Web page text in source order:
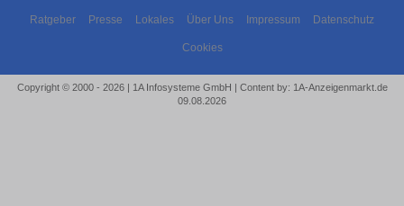
Ratgeber Presse Lokales Über Uns Impressum Datenschutz
Cookies
Copyright © 2000 - 2026 | 1A Infosysteme GmbH | Content by: 1A-Anzeigenmarkt.de
09.08.2026